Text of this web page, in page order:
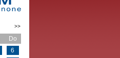
>>
Do
6